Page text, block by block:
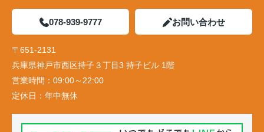
078-939-9777 お問い合わせ
〒651-2131
兵庫県神戸市西区持子３丁目3 持子ビル 1階
営業時間： 09:00～22:00
定休日： 年中無休